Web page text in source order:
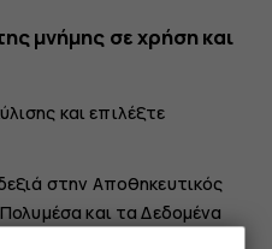
μνήμης σε χρήση και
και επιλέξτε
στην Αποθηκευτικός
Πολυμέσα και ταΔεδομένα